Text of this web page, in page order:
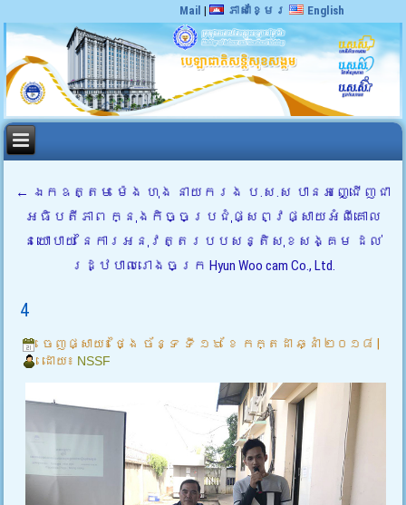
Mail | ភាសាខ្មែរ English
← ឯកឧត្តម ម៉េង ហុង នាយករង ប.ស.ស បានអញ្ជើញជា
អធិបតីភាព ក្នុងកិច្ចប្រជុំផ្សព្វផ្សាយអំពីគោល
នយោបាយ នៃការអនុវត្តរបបសន្តិសុខសង្គម ដល់
រដ្ឋបាលរោងចក្រ Hyun Woo cam Co., Ltd.
4
ចេញផ្សាយ៖ ថ្ងៃ ច័ន្ទ ទី ១៦ ខែ កក្តដា ឆ្នាំ ២០១៨
ដោយ៖ NSSF